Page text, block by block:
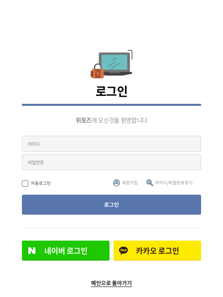
로그인
위토즈에 오신것을 환영합니다
자동로그인 회원가입 아이디/비밀번호찾기
로그인
네이버로그인 카카오로그인
메인으로 돌아가기